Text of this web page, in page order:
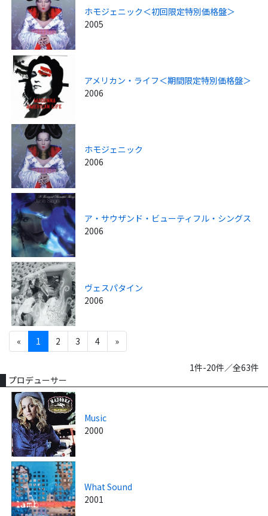
ホモジェニック＜初回限定特別価格盤＞
2005
アメリカン・ライフ＜期間限定特別価格盤＞
2006
ホモジェニック
2006
ア・サウザンド・ビューティフル・シングス
2006
ヴェスパタイン
2006
« 1 2 3 4 »
1件-20件／全63件
プロデューサー
Music
2000
What Sound
2001